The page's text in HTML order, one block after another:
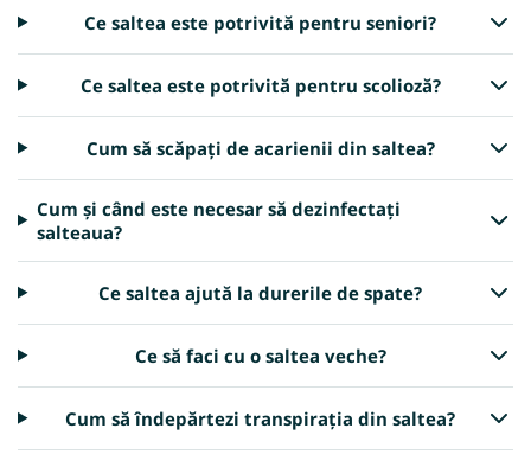
Ce saltea este potrivită pentru seniori?
Ce saltea este potrivită pentru scolioză?
Cum să scăpați de acarienii din saltea?
Cum și când este necesar să dezinfectați
salteaua?
Ce saltea ajută la durerile de spate?
Ce să faci cu o saltea veche?
Cum să îndepărtezi transpirația din saltea?